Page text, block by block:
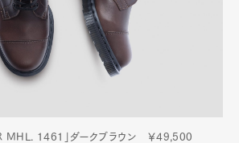
MHL. 1461」ダークブラウン ￥49,500